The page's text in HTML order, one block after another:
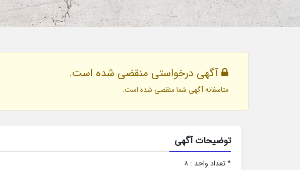
آگهی درخواستی منقضی شده است.
متاسفانه آگهی شما منقضی شده است.
توضیحات آگهی
* تعداد واحد : ۸